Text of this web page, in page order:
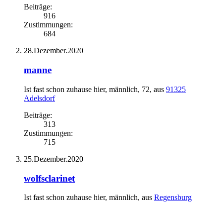
Beiträge:
916
Zustimmungen:
684
28.Dezember.2020
manne
Ist fast schon zuhause hier, männlich, 72, aus 91325
Adelsdorf
Beiträge:
313
Zustimmungen:
715
25.Dezember.2020
wolfsclarinet
Ist fast schon zuhause hier, männlich, aus Regensburg